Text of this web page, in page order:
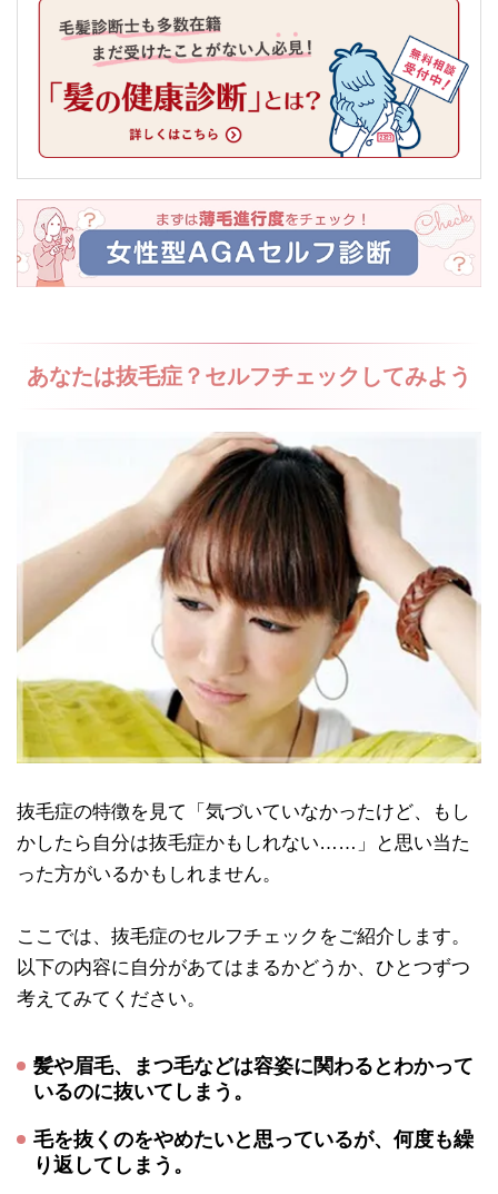
あなたは抜毛症？セルフチェックしてみよう
抜毛症の特徴を見て「気づいていなかったけど、もし
かしたら自分は抜毛症かもしれない……」と思い当た
った方がいるかもしれません。
ここでは、抜毛症のセルフチェックをご紹介します。
以下の内容に自分があてはまるかどうか、ひとつずつ
考えてみてください。
髪や眉毛、まつ毛などは容姿に関わるとわかって
いるのに抜いてしまう。
毛を抜くのをやめたいと思っているが、何度も繰
り返してしまう。